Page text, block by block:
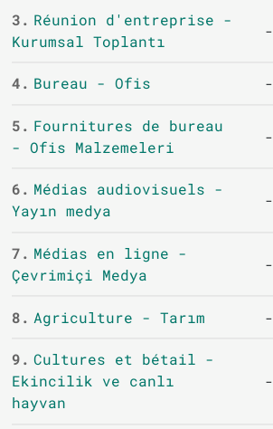
3. Réunion d'entreprise -
Kurumsal Toplantı
-
4. Bureau - Ofis -
5. Fournitures de bureau
- Ofis Malzemeleri
-
6. Médias audiovisuels -
Yayın medya
-
7. Médias en ligne -
Çevrimiçi Medya
-
8. Agriculture - Tarım -
9. Cultures et bétail -
Ekincilik ve canlı
hayvan
-